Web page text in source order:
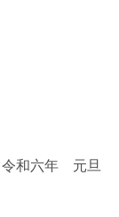
令和六年 元旦